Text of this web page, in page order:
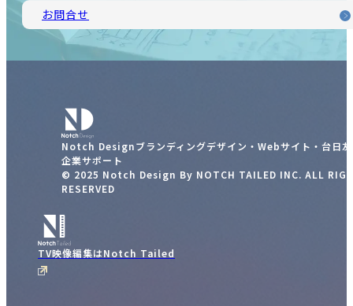
お問合せ
Notch Designブランディングデザイン・Webサイト・台日
企業サポート
© 2025 Notch Design By NOTCH TAILED INC. ALL
RESERVED
TV映像編集はNotch Tailed